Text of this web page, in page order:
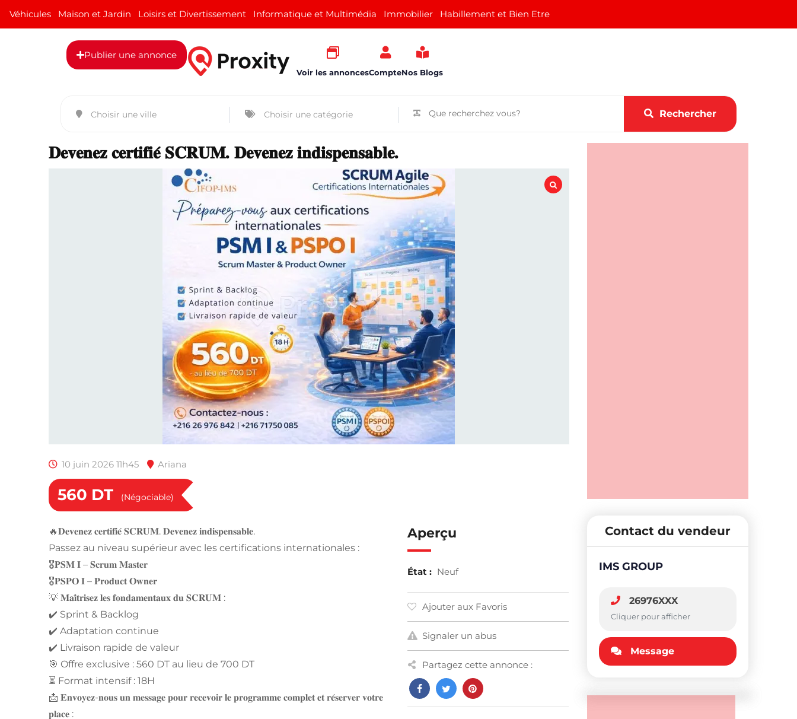
Véhicules Maison et Jardin Loisirs et Divertissement Informatique et Multimédia Immobilier Habillement et Bien Etre
Publier une annonce
Voir les annoncesCompteNos Blogs
Rechercher
𝐃𝐞𝐯𝐞𝐧𝐞𝐳 𝐜𝐞𝐫𝐭𝐢𝐟𝐢𝐞́ 𝐒𝐂𝐑𝐔𝐌. 𝐃𝐞𝐯𝐞𝐧𝐞𝐳 𝐢𝐧𝐝𝐢𝐬𝐩𝐞𝐧𝐬𝐚𝐛𝐥𝐞.
10 juin 2026 11h45 Ariana
560 DT (Négociable)
🔥𝐃𝐞𝐯𝐞𝐧𝐞𝐳 𝐜𝐞𝐫𝐭𝐢𝐟𝐢𝐞́ 𝐒𝐂𝐑𝐔𝐌. 𝐃𝐞𝐯𝐞𝐧𝐞𝐳 𝐢𝐧𝐝𝐢𝐬𝐩𝐞𝐧𝐬𝐚𝐛𝐥𝐞.
Passez au niveau supérieur avec les certifications internationales :
🎖️𝐏𝐒𝐌 𝐈 – 𝐒𝐜𝐫𝐮𝐦 𝐌𝐚𝐬𝐭𝐞𝐫
🎖️𝐏𝐒𝐏𝐎 𝐈 – 𝐏𝐫𝐨𝐝𝐮𝐜𝐭 𝐎𝐰𝐧𝐞𝐫
💡 𝐌𝐚𝐢̂𝐭𝐫𝐢𝐬𝐞𝐳 𝐥𝐞𝐬 𝐟𝐨𝐧𝐝𝐚𝐦𝐞𝐧𝐭𝐚𝐮𝐱 𝐝𝐮 𝐒𝐂𝐑𝐔𝐌 :
✔️ Sprint & Backlog
✔️ Adaptation continue
✔️ Livraison rapide de valeur
🎯 Offre exclusive : 560 DT au lieu de 700 DT
⏳ Format intensif : 18H
📩 𝐄𝐧𝐯𝐨𝐲𝐞𝐳-𝐧𝐨𝐮𝐬 𝐮𝐧 𝐦𝐞𝐬𝐬𝐚𝐠𝐞 𝐩𝐨𝐮𝐫 𝐫𝐞𝐜𝐞𝐯𝐨𝐢𝐫 𝐥𝐞 𝐩𝐫𝐨𝐠𝐫𝐚𝐦𝐦𝐞 𝐜𝐨𝐦𝐩𝐥𝐞𝐭 𝐞𝐭 𝐫𝐞́𝐬𝐞𝐫𝐯𝐞𝐫 𝐯𝐨𝐭𝐫𝐞
𝐩𝐥𝐚𝐜𝐞 :
Aperçu
État : Neuf
Ajouter aux Favoris
Signaler un abus
Partagez cette annonce :
Contact du vendeur
IMS GROUP
26976XXX
Cliquer pour afficher
Message